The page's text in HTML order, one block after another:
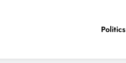
Politics